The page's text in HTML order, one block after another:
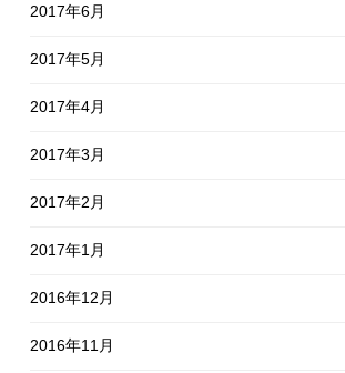
2017年6月
2017年5月
2017年4月
2017年3月
2017年2月
2017年1月
2016年12月
2016年11月